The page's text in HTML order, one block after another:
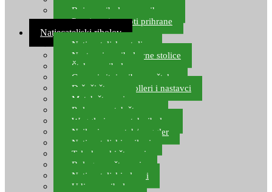
Boje za ribolovnu prihranu
Provjereni recepti prihrane
Natjecateljski ribolov
Natjecateljske stolice
Nastavci za ribolovne stolice
Šteke za ribolov
Gume i sitni pribor za šteku
Držači štapova rolleri i nastavci
Match štapovi
Role za match štapove
Waggleri za match ribolov
Najloni za match/waggler
Natjecateljski najloni
Teleskopski štapovi
Bolognese štapovi
Natjecateljski plovci
Udice za ribolov